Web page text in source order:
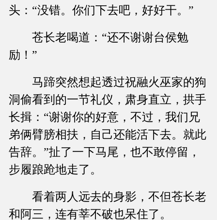
头：“没错。你们下去吧，好好干。”
苍长老喝道：“还不谢谢台侯勉
励！”
马蹄突然想起透过祝融火巫家的狗
洞偷看到的一节礼仪，肃身直立，拱手
长揖：“谢谢你的好意，不过，我们兄
弟俩臂膀相扶，自己还能活下去。就此
告辞。”扯了一下马尾，也不敢停留，
步履踉跄地走了。
看着两人远去的身影，不但苍长老
和阿三，连有莘不破也呆住了。